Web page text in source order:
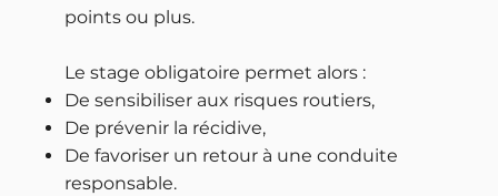
points ou plus.
Le stage obligatoire permet alors :
De sensibiliser aux risques routiers,
De prévenir la récidive,
De favoriser un retour à une conduite
responsable.